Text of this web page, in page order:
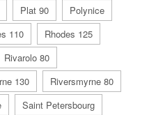
Plat 90
Polynice
110
Rhodes 125
Rivarolo 80
130
Riversmyrne 80
Saint Petersbourg